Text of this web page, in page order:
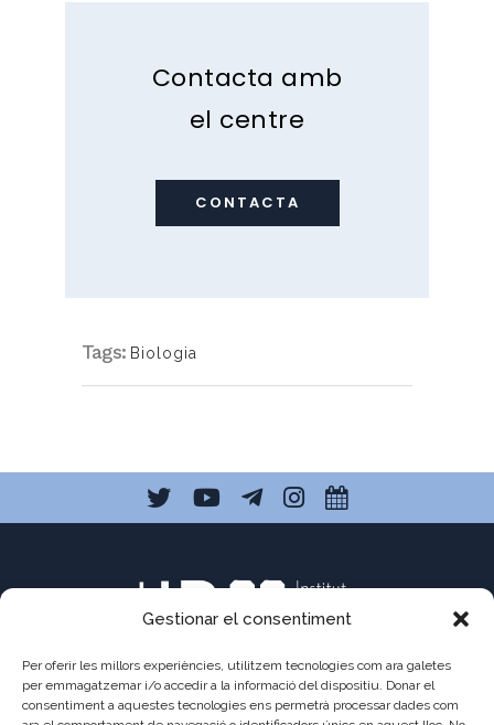
Gestionar el consentiment
Per oferir les millors experiències, utilitzem tecnologies com ara galetes
per emmagatzemar i/o accedir a la informació del dispositiu. Donar el
consentiment a aquestes tecnologies ens permetrà processar dades com
Contacta amb
el centre
CONTACTA
Tags: Biologia